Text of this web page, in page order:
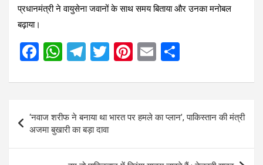
प्रधानमंत्री ने वायुसेना जवानों के साथ समय बिताया और उनका मनोबल
बढ़ाया।
F
ce
o
o
W
at
A
p
T
e
a
m
T
tt
Pi
er
es
t
E
ail ar
e
navigation
‘नवाज शरीफ ने बनाया था भारत पर हमले का प्लान’, पाकिस्तान की मंत्री
अजमा बुखारी का बड़ा दावा